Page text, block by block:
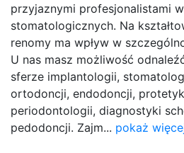
przyjaznymi profesjonalistami
stomatologicznych. Na
renomy ma wpływ w
U nas masz możliwość
sferze implantologii,
ortodoncji, endodoncji,
periodontologii, diagnostyki
pedodoncji. Zajm... pokaż